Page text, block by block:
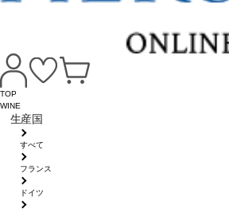
TOP
WINE
生産国
すべて
フランス
ドイツ